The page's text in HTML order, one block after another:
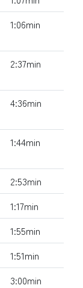
1:06min
2:37min
4:36min
1:44min
2:53min
1:17min
1:55min
1:51min
3:00min